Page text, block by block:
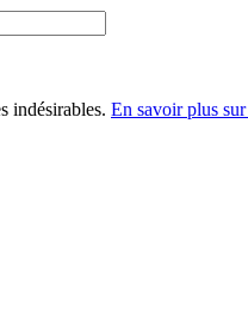
indésirables. En savoir plus